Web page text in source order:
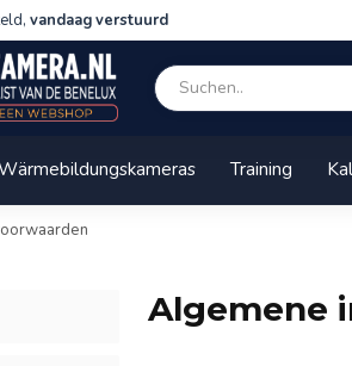
vandaag verstuurd
Training
Algemene